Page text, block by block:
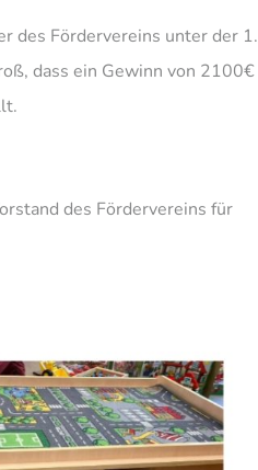
des Fördervereins unter der 1.
dass ein Gewinn von 2100€
des Fördervereins für